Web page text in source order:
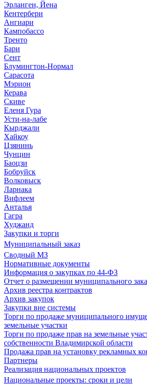
Эрланген, Йена
Кентербери
Ангиари
Кампобассо
Тренто
Бари
Сент
Блумингтон-Нормал
Сарасота
Мэрион
Керава
Скиве
Еленя Гура
Усти-на-лабе
Кырджали
Хайкоу
Цзянинь
Чунцин
Баоцзи
Бобруйск
Волковыск
Ларнака
Вифлеем
Анталья
Гагра
Худжанд
Закупки и торги
Муниципальный заказ
Сводный МЗ
Нормативные документы
Информация о закупках по 44-ФЗ
Отчет о размещении муниципального
Архив реестра контрактов
Архив закупок
Закупки вне системы
Торги по продаже муниципального
земельные участки
Торги по продаже прав на земельные
собственности Владимирской области
Продажа прав на установку рекламных
Партнеры
Реализация национальных проектов
Национальные проекты: сроки и цели